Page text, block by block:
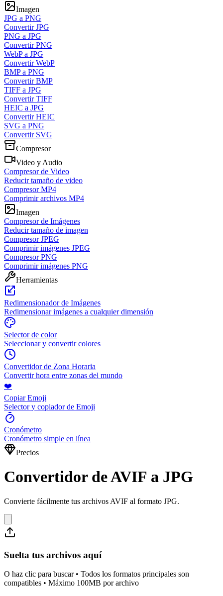
Imagen
JPG a PNG
Convertir JPG
PNG a JPG
Convertir PNG
WebP a JPG
Convertir WebP
BMP a PNG
Convertir BMP
TIFF a JPG
Convertir TIFF
HEIC a JPG
Convertir HEIC
SVG a PNG
Convertir SVG
Compresor
Video y Audio
Compresor de Video
Reducir tamaño de video
Compresor MP4
Comprimir archivos MP4
Imagen
Compresor de Imágenes
Reducir tamaño de imagen
Compresor JPEG
Comprimir imágenes JPEG
Compresor PNG
Comprimir imágenes PNG
Herramientas
Redimensionador de Imágenes
Redimensionar imágenes a cualquier dimensión
Selector de color
Seleccionar y convertir colores
Convertidor de Zona Horaria
Convertir hora entre zonas del mundo
❤️
Copiar Emoji
Selector y copiador de Emoji
Cronómetro
Cronómetro simple en línea
Precios
Convertidor de AVIF a JPG
Convierte fácilmente tus archivos AVIF al formato JPG.
Suelta tus archivos aquí
O haz clic para buscar • Todos los formatos principales son
compatibles • Máximo 100MB por archivo